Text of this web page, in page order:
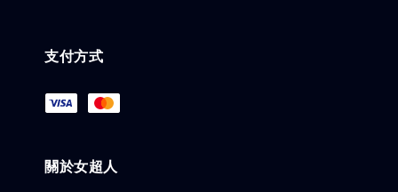
支付方式
關於女超人